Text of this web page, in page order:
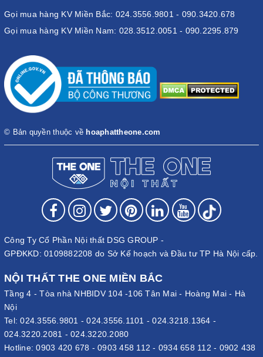
Gọi mua hàng KV Miền Bắc: 024.3556.9801 - 090.3420.678
Gọi mua hàng KV Miền Nam: 028.3512.0051 - 090.2295.879
© Bản quyền thuộc về hoaphattheone.com
Công Ty Cổ Phần Nội thất DSG GROUP -
GPĐKKD: 0109882208 do Sở Kế hoạch và Đầu tư TP Hà Nội cấp.
NỘI THẤT THE ONE MIỀN BẮC
Tầng 4 - Tòa nhà NHBIDV 104 -106 Tân Mai - Hoàng Mai - Hà
Nội
Tel:024.3556.9801 -024.3556.1101 -024.3218.1364 -
024.3220.2081 - 024.3220.2080
Hotline:0903 420 678 - 0903 458 112 - 0934 658 112 - 0902 438